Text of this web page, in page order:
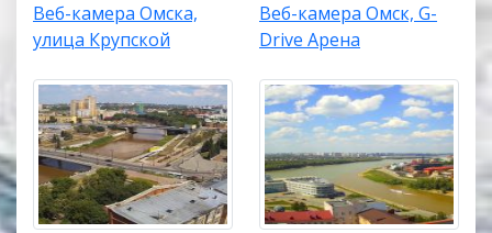
Веб-камера Омска,
улица Крупской
Веб-камера Омск, G-
Drive Арена